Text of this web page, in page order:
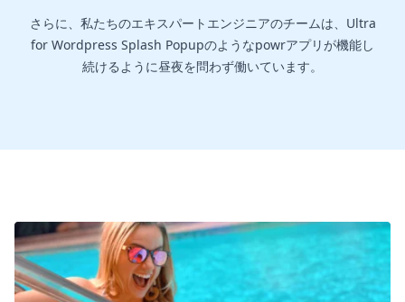
さらに、私たちのエキスパートエンジニアのチームは、Ultra
for Wordpress Splash Popupのようなpowrアプリが機能し
続けるように昼夜を問わず働いています。